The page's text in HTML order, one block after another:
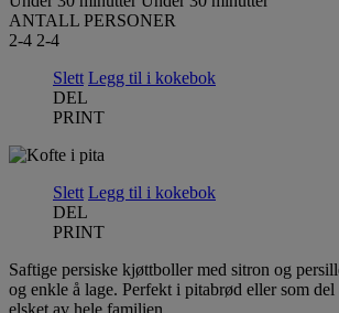
ANTALL PERSONER
2-4 2-4
Slett Legg til i kokebok
DEL
PRINT
Slett Legg til i kokebok
DEL
PRINT
Saftige persiske kjøttboller med sitron og
og enkle å lage. Perfekt i pitabrød eller som
elsket av hele familien.